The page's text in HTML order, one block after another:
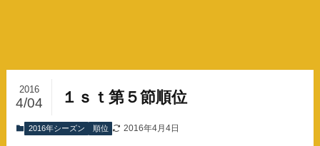
１ｓｔ第５節順位
2016
4/04
2016年シーズン 順位 2016年4月4日